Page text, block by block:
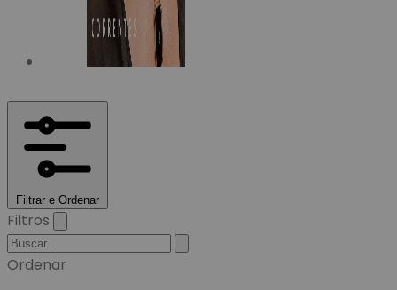
Filtrar e Ordenar
Filtros
Ordenar